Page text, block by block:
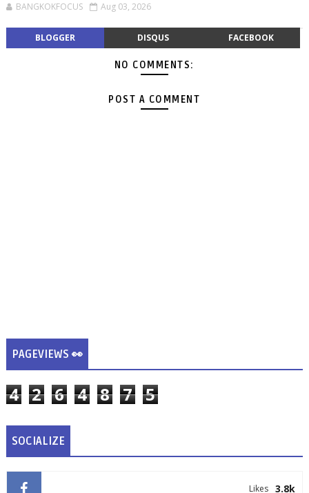
BANGKOKFOCUS Aug 03, 2026
BLOGGER DISQUS FACEBOOK
NO COMMENTS:
POST A COMMENT
PAGEVIEWS 👀
4 2 6 4 8 7 5
SOCIALIZE
3.8k
Likes